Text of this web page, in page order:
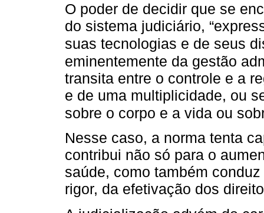
O poder de decidir que se
do sistema judiciário,
suas tecnologias e de seus
eminentemente da gestão
transita entre o controle e a
e de uma multiplicidade, ou
sobre o corpo e a vida ou
Nesse caso, a norma tenta
contribui não só para o
saúde, como também
rigor, da efetivação dos